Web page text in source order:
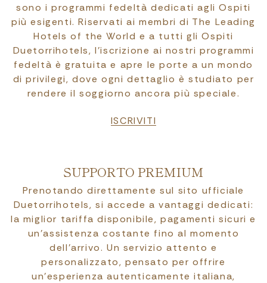
sono i programmi fedeltà dedicati agli Ospiti
più esigenti. Riservati ai membri di The Leading
Hotels of the World e a tutti gli Ospiti
Duetorrihotels, l’iscrizione ai nostri programmi
fedeltà è gratuita e apre le porte a un mondo
di privilegi, dove ogni dettaglio è studiato per
rendere il soggiorno ancora più speciale.
ISCRIVITI
SUPPORTO PREMIUM
Prenotando direttamente sul sito ufficiale
Duetorrihotels, si accede a vantaggi dedicati:
la miglior tariffa disponibile, pagamenti sicuri e
un’assistenza costante fino al momento
dell’arrivo. Un servizio attento e
personalizzato, pensato per offrire
un’esperienza autenticamente italiana,